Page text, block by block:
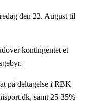
den 22. August til
kontingentet et
på deltagelse i RBK
samt 25-35%